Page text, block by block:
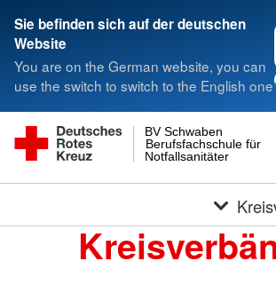
Sie befinden sich auf der deutschen
Website
You are on the German website, you can
use the switch to switch to the English one
Notfallsanitäter
Berufsfachschule für
BV Schwaben